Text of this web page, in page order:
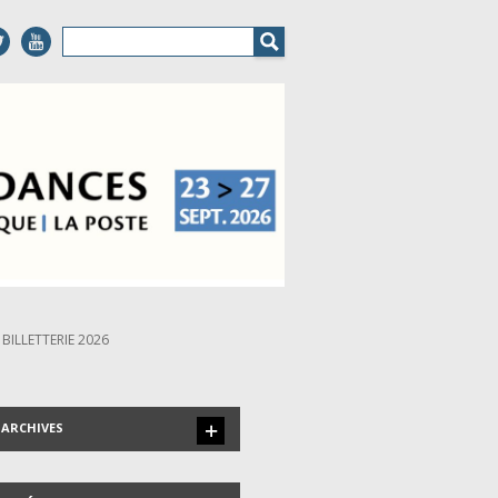
BILLETTERIE 2026
ARCHIVES
LES INVITÉS DEPUIS 1999